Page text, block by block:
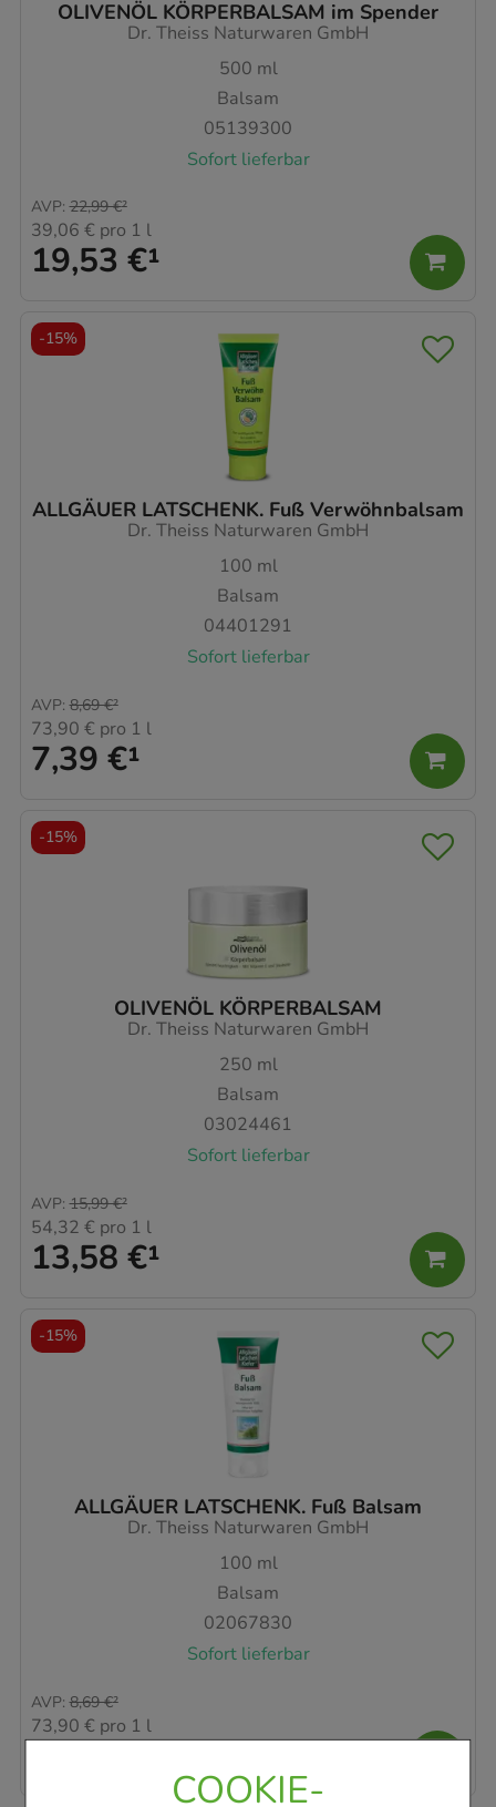
COOKIE-
OLIVENÖL KÖRPERBALSAM im Spender
Dr. Theiss Naturwaren GmbH
500 ml
Balsam
05139300
Sofort lieferbar
19,53 €¹
AVP: 22,99 €²
39,06 € pro 1 l
ALLGÄUER LATSCHENK. Fuß Verwöhnbalsam
Dr. Theiss Naturwaren GmbH
100 ml
Balsam
04401291
Sofort lieferbar
7,39 €¹
AVP: 8,69 €²
73,90 € pro 1 l
-15%
OLIVENÖL KÖRPERBALSAM
Dr. Theiss Naturwaren GmbH
250 ml
Balsam
03024461
Sofort lieferbar
13,58 €¹
AVP: 15,99 €²
54,32 € pro 1 l
-15%
ALLGÄUER LATSCHENK. Fuß Balsam
Dr. Theiss Naturwaren GmbH
100 ml
Balsam
02067830
Sofort lieferbar
7,39 €¹
AVP: 8,69 €²
73,90 € pro 1 l
-15%